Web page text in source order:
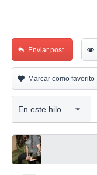
Enviar post
Marcar como favorito